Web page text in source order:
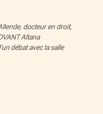
docteur en droit,
Altana
débat avec la salle